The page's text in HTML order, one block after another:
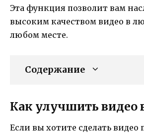
Эта функция позволит вам
высоким качеством видео в
любом месте.
Содержание
Как улучшить видео
Если вы хотите сделать видео